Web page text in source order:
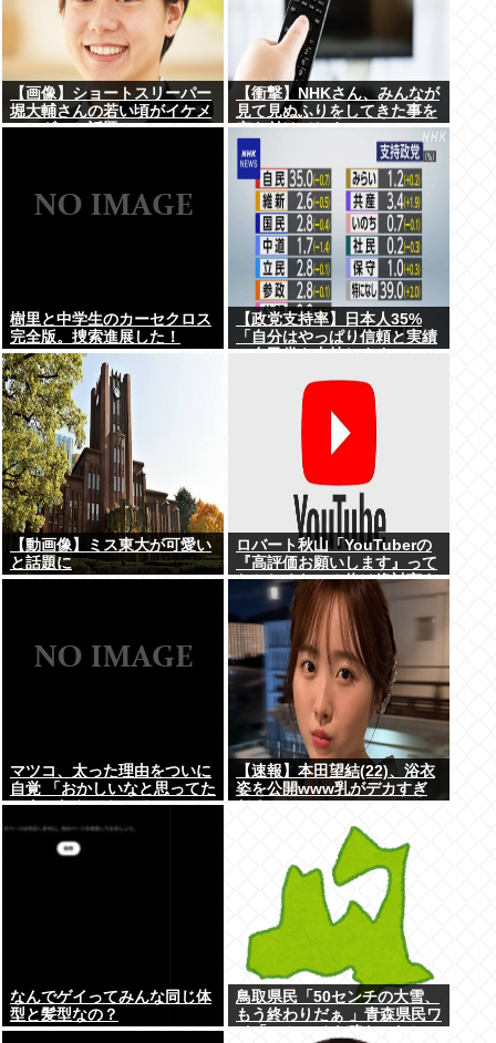
【画像】ショートスリーパー
堀大輔さんの若い頃がイケメ
ンスギルと話題にwww
【衝撃】NHKさん、みんなが
見て見ぬふりをしてきた事を
突き付けてしま
う･･････････！！
樹里と中学生のカーセクロス
完全版。捜索進展した！
【政党支持率】日本人35%
「自分はやっぱり信頼と実績
【動画像】ミス東大が可愛い
と話題に
ロバート秋山「YouTuberの
『高評価お願いします』って
おかしくない？俺は絶対言え
ない」
マツコ、太った理由をついに
自覚 「おかしいなと思ってた
のよ、なんで？って」
【速報】本田望結(22)、浴衣
姿を公開www乳がデカすぎ
なんでゲイってみんな同じ体
型と髪型なの？
鳥取県民「50センチの大雪、
もう終わりだぁ 」青森県民ワ
イ「50センチも積もったか